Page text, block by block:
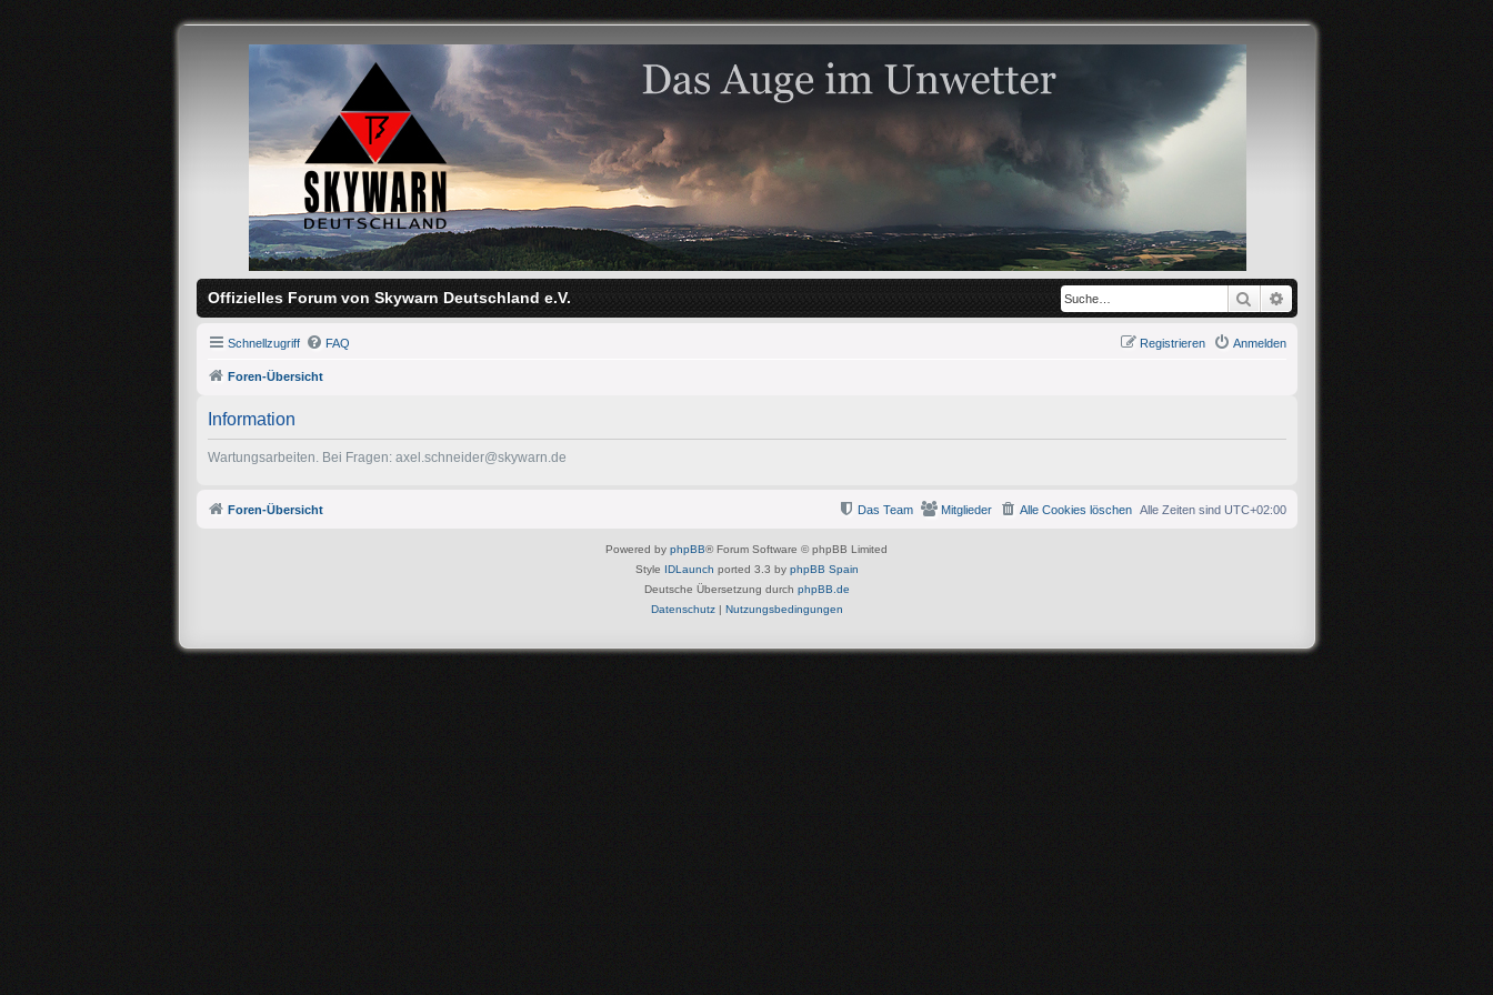
Offizielles Forum von Skywarn Deutschland e.V. Suche
Schnellzugriff FAQ Anmelden
Registrieren
Foren-Übersicht
Information
Wartungsarbeiten. Bei Fragen: axel.schneider@skywarn.de
Foren-Übersicht Alle Zeiten sind UTC+02:00
Alle Cookies löschen
Mitglieder
Das Team
Powered by phpBB® Forum Software © phpBB Limited
Style IDLaunch ported 3.3 by phpBB Spain
Deutsche Übersetzung durch phpBB.de
Datenschutz| Nutzungsbedingungen